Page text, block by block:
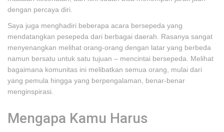
dengan percaya diri.
Saya juga menghadiri beberapa acara bersepeda yang
mendatangkan pesepeda dari berbagai daerah. Rasanya sangat
menyenangkan melihat orang-orang dengan latar yang berbeda
namun bersatu untuk satu tujuan – mencintai bersepeda. Melihat
bagaimana komunitas ini melibatkan semua orang, mulai dari
yang pemula hingga yang berpengalaman, benar-benar
menginspirasi.
Mengapa Kamu Harus